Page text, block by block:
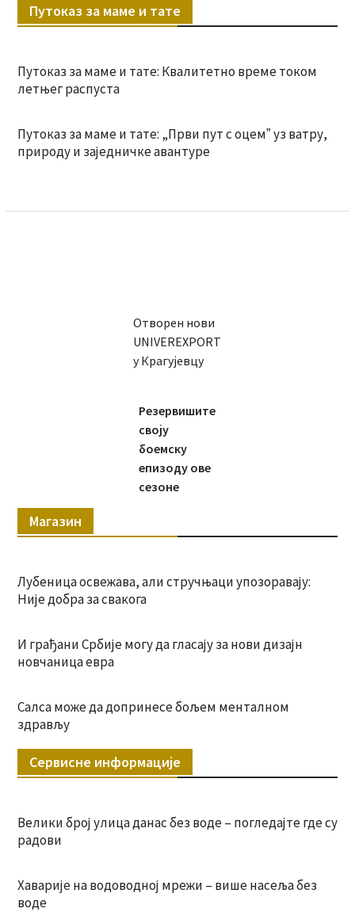
Путоказ за маме и тате
Путоказ за маме и тате: Квалитетно време током
летњег распуста
Путоказ за маме и тате: „Први пут с оцемˮ уз ватру,
природу и заједничке авантуре
Отворен нови
UNIVEREXPORT
у Крагујевцу
Резервишите
своју
боемску
епизоду ове
сезоне
Магазин
Лубеница освежава, али стручњаци упозоравају:
Није добра за свакога
И грађани Србије могу да гласају за нови дизајн
новчаница евра
Салса може да допринесе бољем менталном
здрављу
Сервисне информације
Велики број улица данас без воде – погледајте где су
радови
Хаварије на водоводној мрежи – више насеља без
воде